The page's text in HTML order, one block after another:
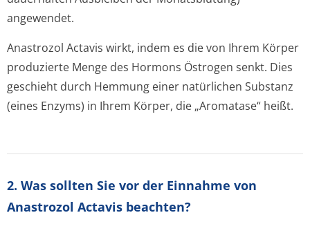
angewendet.
Anastrozol Actavis wirkt, indem es die von Ihrem Körper
produzierte Menge des Hormons Östrogen senkt. Dies
geschieht durch Hemmung einer natürlichen Substanz
(eines Enzyms) in Ihrem Körper, die „Aromatase“ heißt.
2. Was sollten Sie vor der Einnahme von
Anastrozol Actavis beachten?